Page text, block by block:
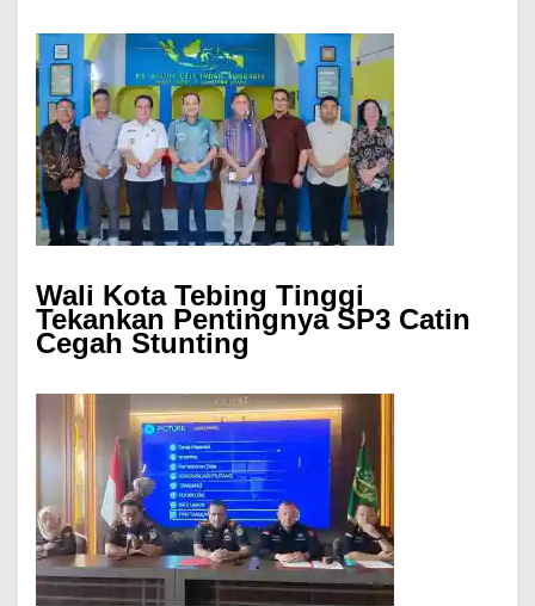
Wali Kota Tebing Tinggi
Tekankan Pentingnya SP3 Catin
Cegah Stunting